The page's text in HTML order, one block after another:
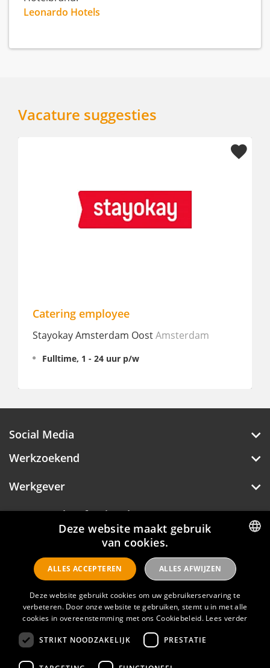
Leonardo Hotels
Vacature suggesties
Catering employee
Stayokay Amsterdam OostAmsterdam
Fulltime, 1 - 24 uur p/w
Social Media
Werkzoekend
Werkgever
Over Hotelprofessionals
Hotelprofessionals
FAQ
DUTCH
ENGLISH
Deze website maakt gebruik
van cookies.
Deze website gebruikt cookies om uw gebruikerservaring te
verbeteren. Door onze website te gebruiken, stemt u in met alle
cookies in overeenstemming met ons Cookiebeleid. Lees verder
STRIKT NOODZAKELIJK PRESTATIE
ALLES ACCEPTEREN ALLES AFWIJZEN